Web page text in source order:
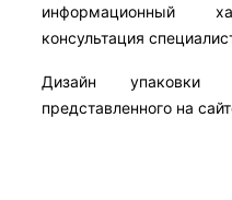
информационный
консультация
Дизайн упаковки
представленного на